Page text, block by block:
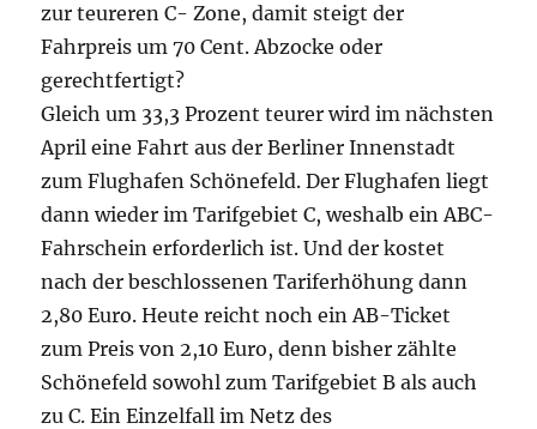
zur teureren C- Zone, damit steigt der
Fahrpreis um 70 Cent. Abzocke oder
gerechtfertigt?
Gleich um 33,3 Prozent teurer wird im nächsten
April eine Fahrt aus der Berliner Innenstadt
zum Flughafen Schönefeld. Der Flughafen liegt
dann wieder im Tarifgebiet C, weshalb ein ABC-
Fahrschein erforderlich ist. Und der kostet
nach der beschlossenen Tariferhöhung dann
2,80 Euro. Heute reicht noch ein AB-Ticket
zum Preis von 2,10 Euro, denn bisher zählte
Schönefeld sowohl zum Tarifgebiet B als auch
zu C. Ein Einzelfall im Netz des